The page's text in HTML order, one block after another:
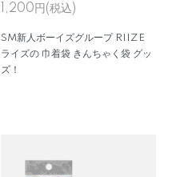
1,200円(税込)
SM新人ボーイズグループ RIIZE
ライズの 巾着袋 きんちゃく袋 グッ
ズ！